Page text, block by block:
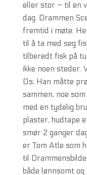
eller stor – til en
dag. Drammen
fremtid i møte.
til å ta med seg
tilberedt fisk på
ikke noen steder.
Os; Han måtte
sammen, noe
med en tydelig
plaster, hudtape
smør 2 ganger
er Tom Atle som
til
både lønnsomt